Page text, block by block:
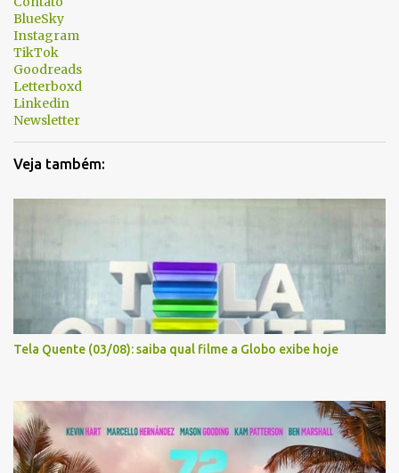
r
i
o
s
BlueSky
Instagram
TikTok
Goodreads
Letterboxd
Linkedin
Newsletter
Veja também:
Tela Quente (03/08): saiba qual filme a Globo exibe hoje